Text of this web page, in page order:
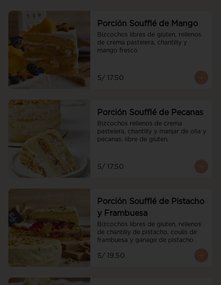
Porción Soufflé de Mango
Bizcochos libres de gluten, rellenos
de crema pastelera, chantilly y
mango fresco
S/ 17.50
Porción Soufflé de Pecanas
Bizcochos rellenos de crema
pastelera, chantilly y manjar de olla y
pecanas. libre de gluten.
S/ 17.50
Porción Soufflé de Pistacho
y Frambuesa
Bizcochos libres de gluten, rellenos
de chantilly de pistacho, coulis de
frambuesa y ganage de pistacho
S/ 19.50